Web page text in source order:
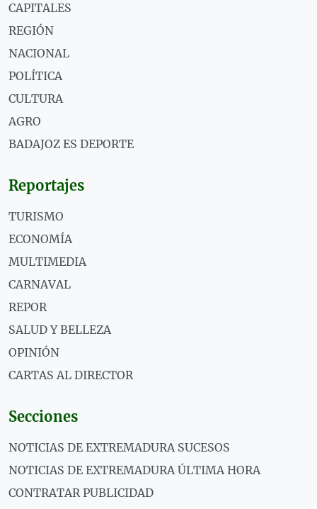
CAPITALES
REGIÓN
NACIONAL
POLÍTICA
CULTURA
AGRO
BADAJOZ ES DEPORTE
Reportajes
TURISMO
ECONOMÍA
MULTIMEDIA
CARNAVAL
REPOR
SALUD Y BELLEZA
OPINIÓN
CARTAS AL DIRECTOR
Secciones
NOTICIAS DE EXTREMADURA SUCESOS
NOTICIAS DE EXTREMADURA ÚLTIMA HORA
CONTRATAR PUBLICIDAD